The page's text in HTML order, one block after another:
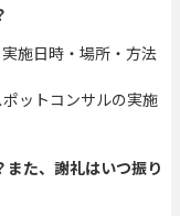
施日時・場所・方法
ットコンサルの実施
た、謝礼はいつ振り